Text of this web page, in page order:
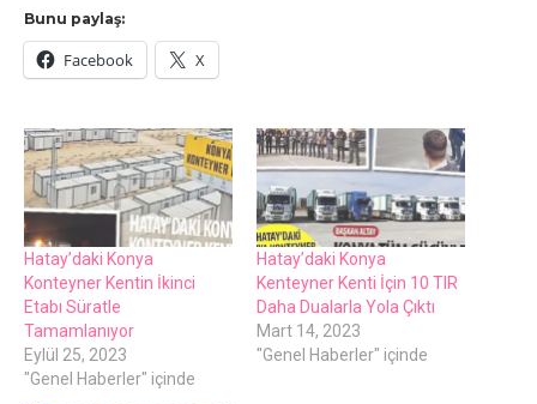
Bunu paylaş:
Facebook X
Hatay’daki Konya
Konteyner Kentin İkinci
Etabı Süratle
Tamamlanıyor
Eylül 25, 2023
"Genel Haberler" içinde
Hatay’daki Konya
Kenteyner Kenti İçin 10 TIR
Daha Dualarla Yola Çıktı
Mart 14, 2023
"Genel Haberler" içinde